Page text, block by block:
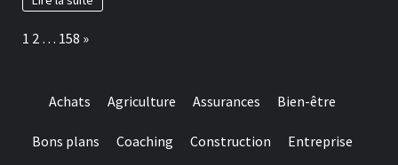
Page:
1 2 … 158 Next
»
Achats Agriculture Assurances Bien-être
Bons plans Coaching Construction Entreprise